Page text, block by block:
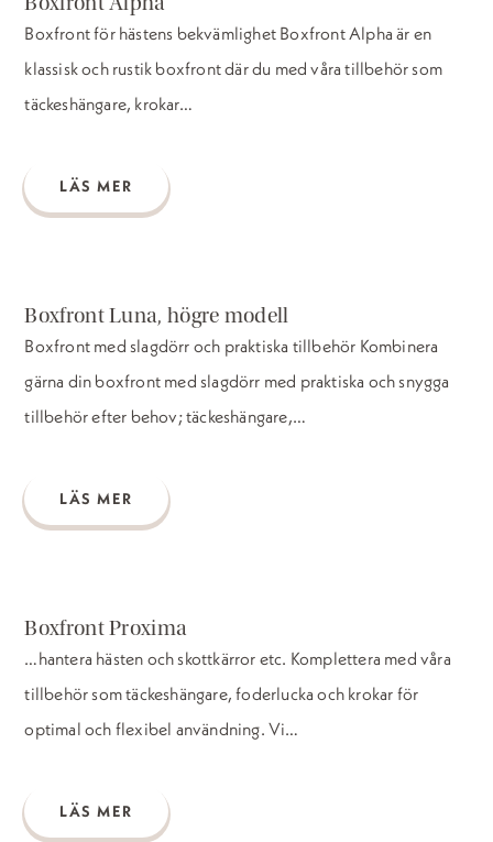
Boxfront för hästens bekvämlighet Boxfront Alpha är en
klassisk och rustik boxfront där du med våra tillbehör som
täckeshängare, krokar…
LÄS MER
Boxfront Luna, högre modell
Boxfront med slagdörr och praktiska tillbehör Kombinera
gärna din boxfront med slagdörr med praktiska och snygga
tillbehör efter behov; täckeshängare,…
LÄS MER
Boxfront Proxima
…hantera hästen och skottkärror etc. Komplettera med våra
tillbehör som täckeshängare, foderlucka och krokar för
optimal och flexibel användning. Vi…
LÄS MER